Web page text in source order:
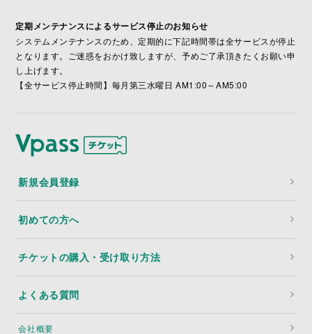
定期メンテナンスによるサービス停止のお知らせ
システムメンテナンスのため、定期的に下記時間帯は全サービスが停止
となります。ご迷惑をおかけ致しますが、予めご了承頂きたくお願い申
し上げます。
【全サービス停止時間】毎月第三水曜日 AM1:00～AM5:00
新規会員登録
初めての方へ
チケットの購入・受け取り方法
よくある質問
会社概要